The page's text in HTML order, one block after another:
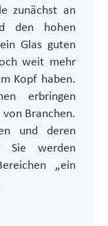
zunächst an
den hohen
Glas guten
weit mehr
Kopf haben.
erbringen
Branchen.
und deren
Sie werden
„ein